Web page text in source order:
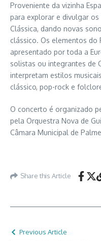
Proveniente da vizinha
para explorar e divulgar
Clássica, dando novas
clássico. Os elementos do
apresentado por toda a
solistas ou integrantes de
interpretam estilos
clássico, pop-rock e
O concerto é organizado
pela Orquestra Nova de
Câmara Municipal de
Share this Article
Previous Article